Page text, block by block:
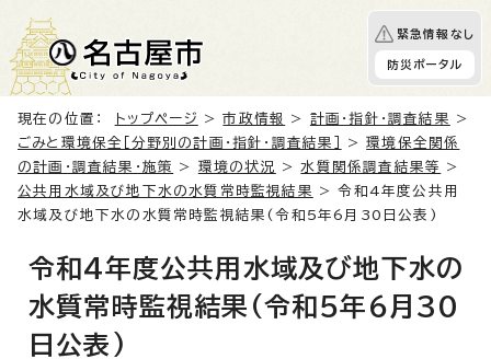
緊急情報なし
防災ポータル
現在の位置： トップページ >市政情報 > 計画・指針・調査結果
>
ごみと環境保全［分野別の計画・指針・調査結果］
>環境保全関係
の計画・調査結果・施策
> 環境の状況 >水質関係調査結果等
>
公共用水域及び地下水の水質常時監視結果
> 令和4年度公共用
水域及び地下水の水質常時監視結果(令和5年6月30日公表)
令和4年度公共用水域及び地下水の
水質常時監視結果(令和5年6月30
日公表)